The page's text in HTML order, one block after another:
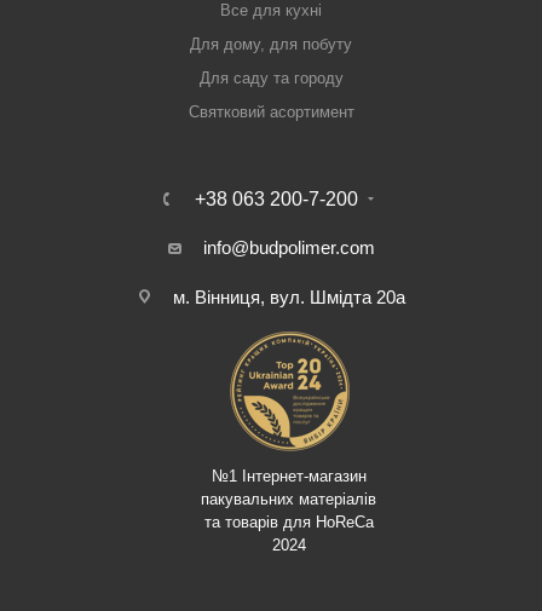
Все для кухні
Для дому, для побуту
Для саду та городу
Святковий асортимент
+38 063 200-7-200
info@budpolimer.com
м. Вінниця, вул. Шмідта 20а
№1 Інтернет-магазин
пакувальних матеріалів
та товарів для HoReCa
2024